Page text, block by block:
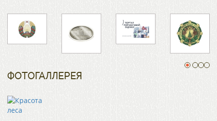
ФОТОГАЛЛЕРЕЯ